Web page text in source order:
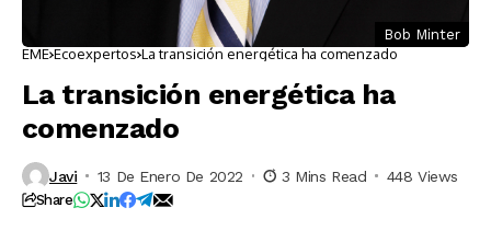
Bob Minter
EME Ecoexpertos La transición energética ha comenzado
La transición energética ha
comenzado
Javi 13 De Enero De 2022 3 Mins Read 448 Views
Share